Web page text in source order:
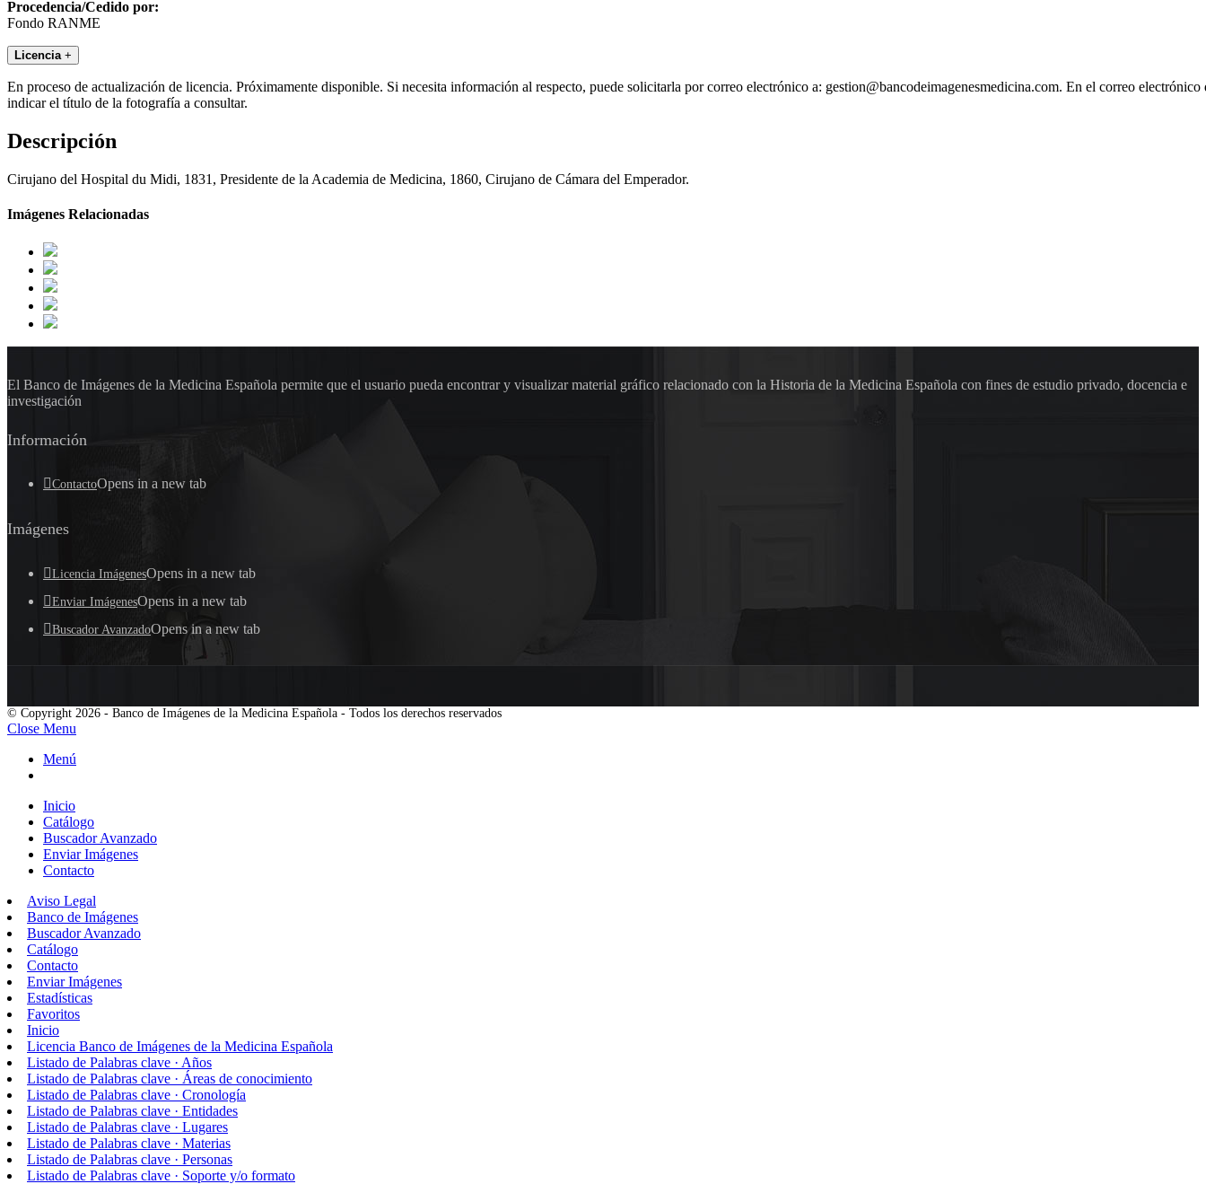
Procedencia/Cedido por:
Fondo RANME
Licencia +
En proceso de actualización de licencia. Próximamente disponible. Si necesita información al respecto, puede solicitarla por correo electrónico a: gestion@bancodeimagenesmedicina.com. En el correo electrónico
indicar el título de la fotografía a consultar.
Descripción
Cirujano del Hospital du Midi, 1831, Presidente de la Academia de Medicina, 1860, Cirujano de Cámara del Emperador.
Imágenes Relacionadas
El Banco de Imágenes de la Medicina Española permite que el usuario pueda encontrar y visualizar material gráfico relacionado con la Historia de la Medicina Española con fines de estudio privado, docencia e
investigación
Información
ContactoOpens in a new tab
Imágenes
Licencia ImágenesOpens in a new tab
Enviar ImágenesOpens in a new tab
Buscador AvanzadoOpens in a new tab
© Copyright 2026 - Banco de Imágenes de la Medicina Española - Todos los derechos reservados
Close Menu
Menú
Inicio
Catálogo
Buscador Avanzado
Enviar Imágenes
Contacto
Aviso Legal
Banco de Imágenes
Buscador Avanzado
Catálogo
Contacto
Enviar Imágenes
Estadísticas
Favoritos
Inicio
Licencia Banco de Imágenes de la Medicina Española
Listado de Palabras clave · Años
Listado de Palabras clave · Áreas de conocimiento
Listado de Palabras clave · Cronología
Listado de Palabras clave · Entidades
Listado de Palabras clave · Lugares
Listado de Palabras clave · Materias
Listado de Palabras clave · Personas
Listado de Palabras clave · Soporte y/o formato